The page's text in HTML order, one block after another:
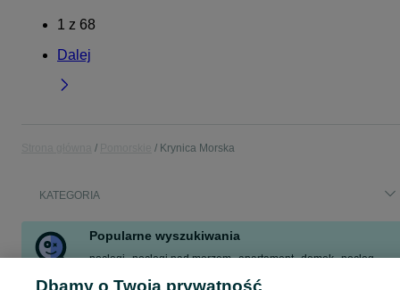
1 z 68
Dalej
Krynica Morska
KATEGORIA
Popularne wyszukiwania
noclegi noclegi nad morzem apartament domek nocleg
blisko morza
domki
Dbamy o Twoją prywatność